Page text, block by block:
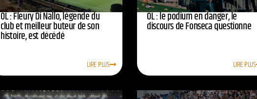
OL : Fleury Di Nallo, légende du
club et meilleur buteur de son
histoire, est décédé
LIRE PLUS
OL : le podium en danger, le
discours de Fonseca questionne
LIRE PLUS